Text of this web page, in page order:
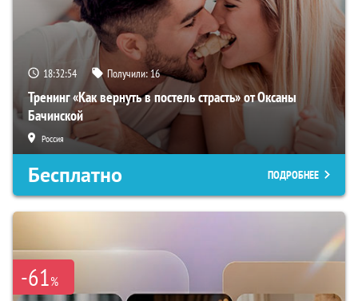
18:32:53 Получили:16
Тренинг «Как вернуть в постель страсть» от Оксаны
Бачинской
Россия
Бесплатно ПОДРОБНЕЕ
-61%